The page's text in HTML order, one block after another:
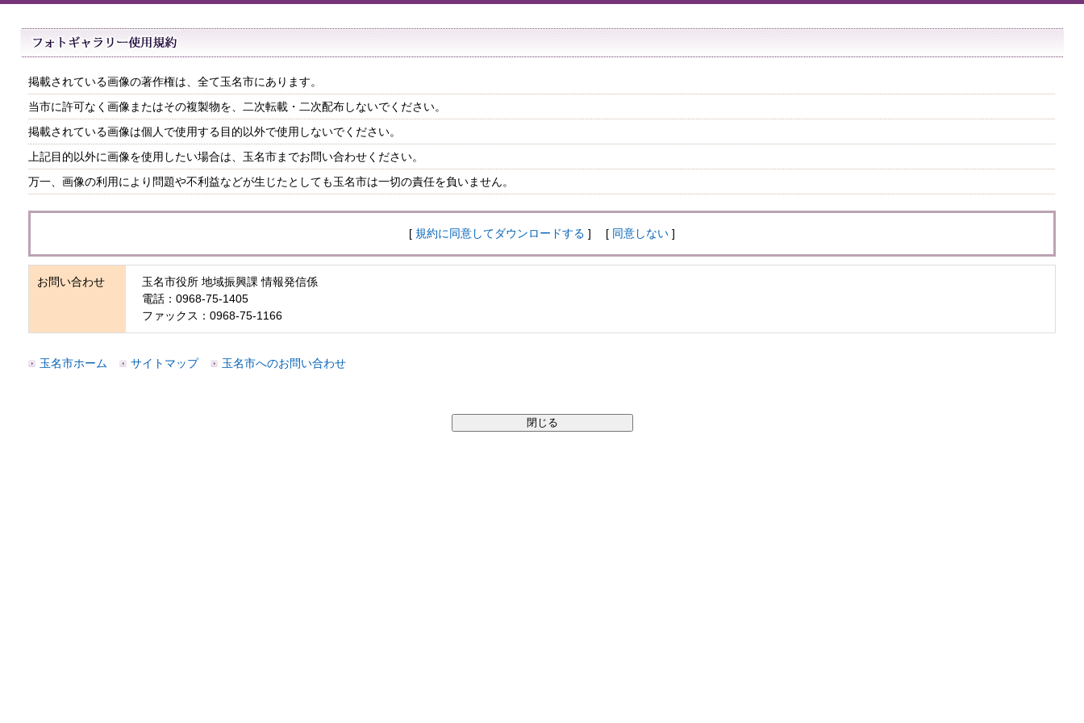
掲載されている画像の著作権は、全て玉名市にあります。
当市に許可なく画像またはその複製物を、二次転載・二次配布しないでください。
掲載されている画像は個人で使用する目的以外で使用しないでください。
上記目的以外に画像を使用したい場合は、玉名市までお問い合わせください。
万一、画像の利用により問題や不利益などが生じたとしても玉名市は一切の責任を負いません。
[ 規約に同意してダウンロードする ] [ 同意しない ]
お問い合わせ
玉名市役所 地域振興課 情報発信係
電話：0968-75-1405
ファックス：0968-75-1166
玉名市ホーム サイトマップ 玉名市へのお問い合わせ